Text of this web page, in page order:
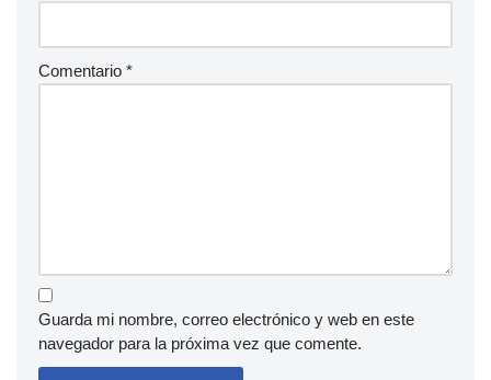
Comentario *
Guarda mi nombre, correo electrónico y web en este
navegador para la próxima vez que comente.